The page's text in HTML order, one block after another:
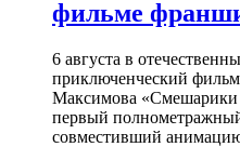
фильме
6 августа в
приключенческий
Максимова «Смешарики
первый
совместивший